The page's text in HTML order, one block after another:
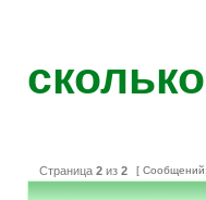
Страница 2 из 2 [